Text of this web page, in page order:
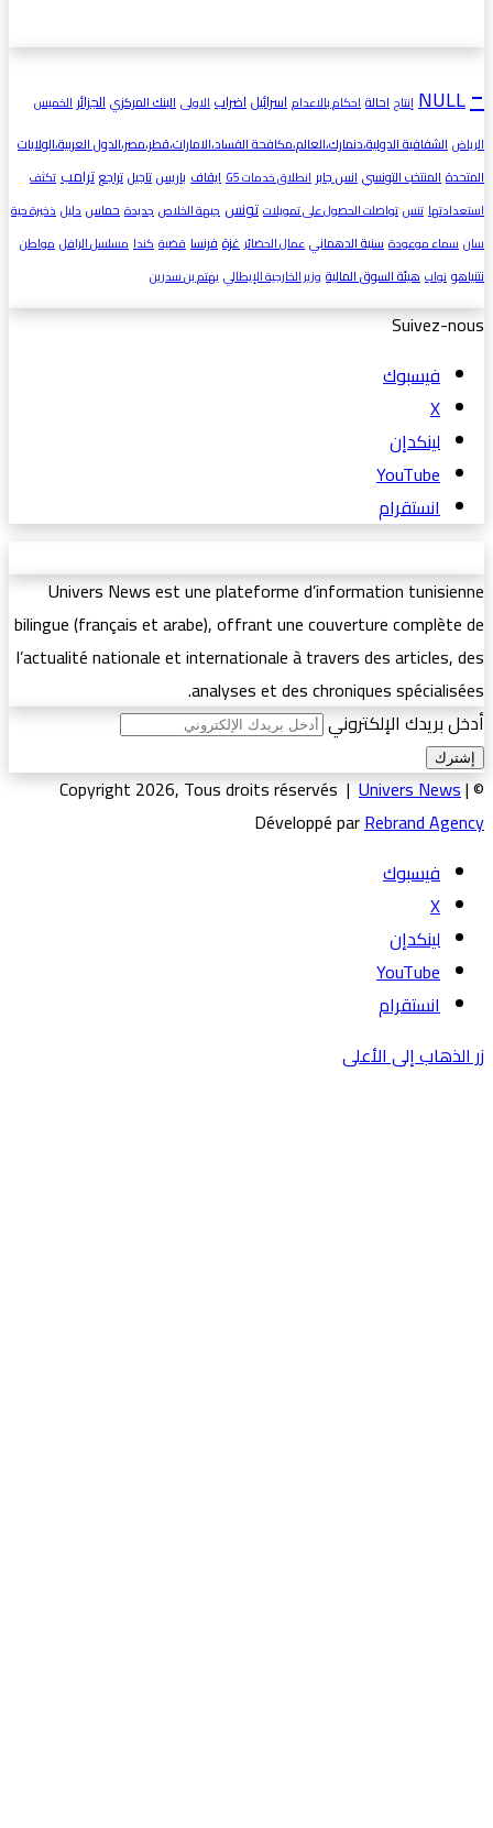
-
NULL إنتاج احالة احكام بالاعدام اسرائيلاضراب الاولى البنك المركزيالجزائر الخميس
الرياض الشفافية الدولية،دنمارك،العالم،مكافحة الفساد،الامارات،قطر،مصر،الدول العربية،الولايات
المتحدةالمنتخب التونسيانس جابر انطلاق خدمات G5 ايقاف باريستاجيلتراجعترامب تكثف
استعدادتها تنس تواصلت الحصول على تمويلات تونس جبهة الخلاص جديدة حماس دليل ذخيرة حية
سان سماء موعودة سنية الدهماني عمال الحضائر غزةفرنسا قضية كندا مسلسل الرافل مواطن
نتنياهو نواب هيئة السوق المالية وزير الخارجية الإيطالي يهتم بن سدرين
Suivez-nous
فيسبوك
‫X
لينكدإن
‫YouTube
انستقرام
Univers News est une plateforme d’information tunisienne
bilingue (français et arabe), offrant une couverture complète de
l’actualité nationale et internationale à travers des articles, des
analyses et des chroniques spécialisées.
أدخل بريدك الإلكتروني
© Copyright 2026, Tous droits réservés |
Univers News|
Développé parRebrand Agency
فيسبوك
‫X
لينكدإن
‫YouTube
انستقرام
زر الذهاب إلى الأعلى